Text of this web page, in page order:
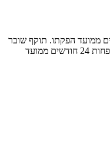
הינו לכל הפחות 60 חודשים ממועד הפקתו. תוקף שובר
לרכישת מוצר או שירות מסויים יהיה לכל הפחות 24 חודשים ממועד